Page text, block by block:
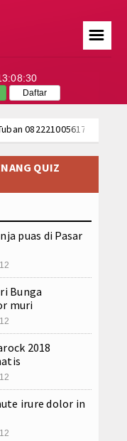
☰
Daftar
082221005617 Jual
082221005617
082221005617
082221005617 Jual
082221005617
082221005617
082221005617
082221005617
Cytotec Sopros Wa
082221005617 Jual
082221005617 Jual
082221005617
082221005617
082221005617 Jual
082221005617
082221005617
QUIZ
puas di Pasar
Bunga
muri
2018
irure dolor in